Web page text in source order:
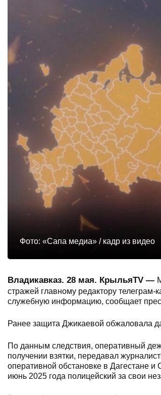
Фото: «Сапа медиа» / кадр из видео
Владикавказ. 28 мая. КрыльяTV —
стражей главному редактору
служебную информацию, сообщает
Ранее защита Джикаевой обжаловала
По данным следствия, оперативный
получении взятки, передавал
оперативной обстановке в Дагестане
июнь 2025 года полицейский за свои